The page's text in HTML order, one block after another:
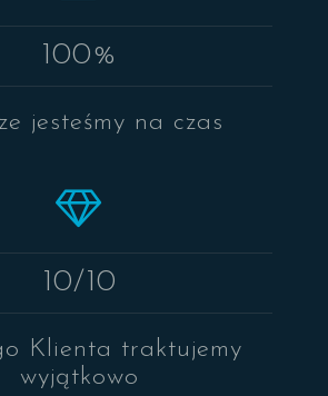
100%
jesteśmy na czas
10/10
Klienta traktujemy
wyjątkowo